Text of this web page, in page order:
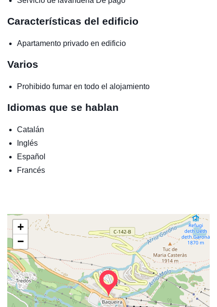
Características del edificio
Apartamento privado en edificio
Varios
Prohibido fumar en todo el alojamiento
Idiomas que se hablan
Catalán
Inglés
Español
Francés
+
−